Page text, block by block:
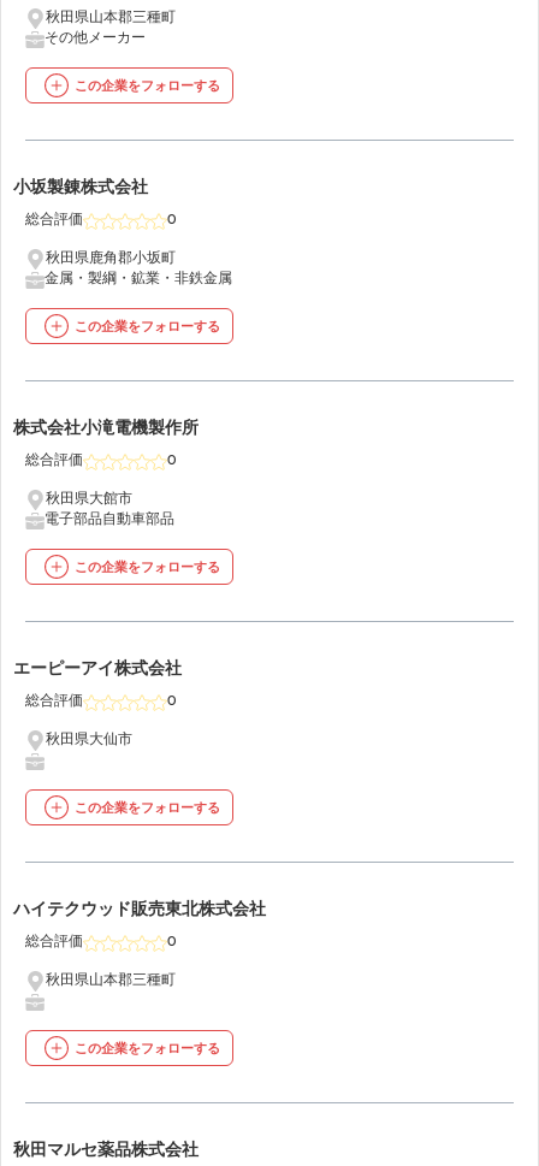
秋田県山本郡三種町
その他メーカー
この企業をフォローする
39
小坂製錬株式会社
総合評価 0
秋田県鹿角郡小坂町
金属・製綱・鉱業・非鉄金属
この企業をフォローする
40
株式会社小滝電機製作所
総合評価 0
秋田県大館市
電子部品自動車部品
この企業をフォローする
41エーピーアイ株式会社
総合評価 0
秋田県大仙市
この企業をフォローする
42
ハイテクウッド販売東北株式会社
総合評価 0
秋田県山本郡三種町
この企業をフォローする
43
秋田マルセ薬品株式会社